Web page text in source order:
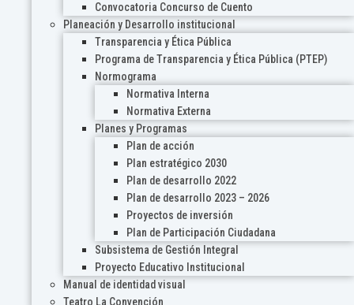
Convocatoria Concurso de Cuento
Planeación y Desarrollo institucional
Transparencia y Ética Pública
Programa de Transparencia y Ética Pública (PTEP)
Normograma
Normativa Interna
Normativa Externa
Planes y Programas
Plan de acción
Plan estratégico 2030
Plan de desarrollo 2022
Plan de desarrollo 2023 – 2026
Proyectos de inversión
Plan de Participación Ciudadana
Subsistema de Gestión Integral
Proyecto Educativo Institucional
Manual de identidad visual
Teatro La Convención